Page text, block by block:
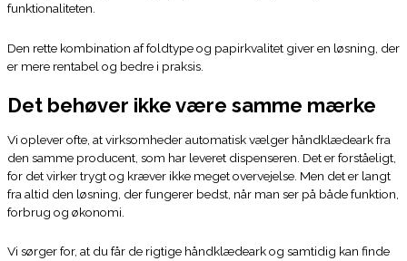
funktionaliteten.
Den rette kombination af foldtype og papirkvalitet giver en løsning, der
er mere rentabel og bedre i praksis.
Det behøver ikke være samme mærke
Vi oplever ofte, at virksomheder automatisk vælger håndklædeark fra
den samme producent, som har leveret dispenseren. Det er forståeligt,
for det virker trygt og kræver ikke meget overvejelse. Men det er langt
fra altid den løsning, der fungerer bedst, når man ser på både funktion,
forbrug og økonomi.
Vi sørger for, at du får de rigtige håndklædeark og samtidig kan finde